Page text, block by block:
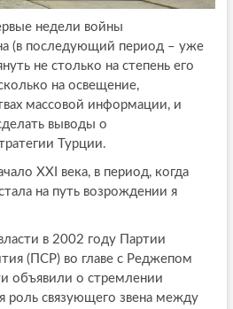
недели войны
(в последующий период – уже
не столько на степень его
на освещение,
массовой информации, и
выводы о
Турции.
XXI века, в период, когда
на путь возрождении я
в 2002 году Партии
(ПСР) во главе с Реджепом
объявили о стремлении
роль связующего звена между